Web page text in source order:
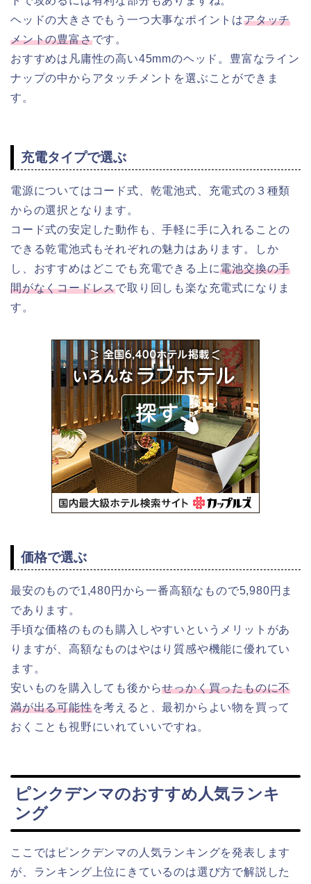
ヘッドの大きさでもう一つ大事なポイントはアタッチ
メントの豊富さです。
おすすめは凡庸性の高い45mmのヘッド。豊富なライン
ナップの中からアタッチメントを選ぶことができま
す。
充電タイプで選ぶ
電源についてはコード式、乾電池式、充電式の３種類
からの選択となります。
コード式の安定した動作も、手軽に手に入れることの
できる乾電池式もそれぞれの魅力はあります。しか
し、おすすめはどこでも充電できる上に電池交換の手
間がなくコードレスで取り回しも楽な充電式になりま
す。
価格で選ぶ
最安のもので1,480円から一番高額なもので5,980円ま
であります。
手頃な価格のものも購入しやすいというメリットがあ
りますが、高額なものはやはり質感や機能に優れてい
ます。
安いものを購入しても後からせっかく買ったものに不
満が出る可能性を考えると、最初からよい物を買って
おくことも視野にいれていいですね。
ピンクデンマのおすすめ人気ランキ
ング
ここではピンクデンマの人気ランキングを発表します
が、ランキング上位にきているのは選び方で解説した